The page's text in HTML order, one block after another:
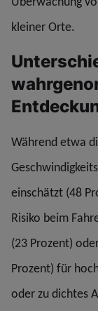
kleiner Orte.
Während etwa
einschätzt (48
Risiko beim
(23 Prozent)
Prozent) für
oder zu dichtes